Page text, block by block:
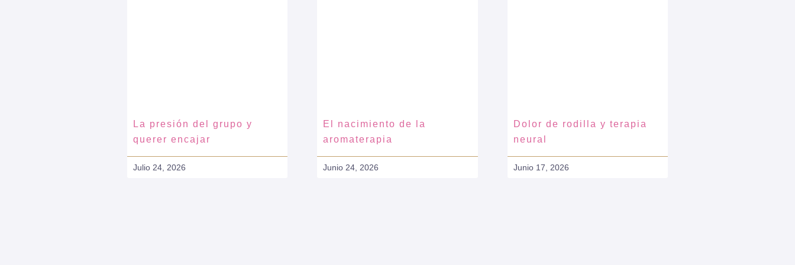
La presión del grupo y
querer encajar
Julio 24, 2026
El nacimiento de la
aromaterapia
Junio 24, 2026
Dolor de rodilla y terapia
neural
Junio 17, 2026